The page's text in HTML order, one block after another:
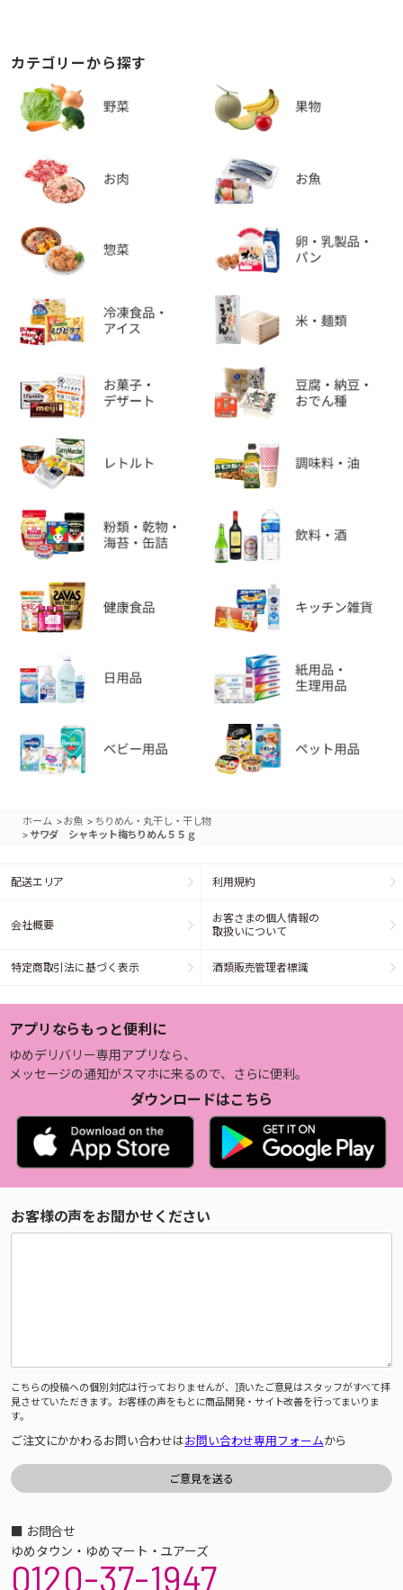
カテゴリーから探す
ホーム >お魚 > ちりめん・丸干し・干し物
> サワダ シャキット梅ちりめん５５ｇ
配送エリア 利用規約
会社概要
お客さまの個人情報の
取扱いについて
特定商取引法に基づく表示 酒類販売管理者標識
アプリならもっと便利に
ゆめデリバリー専用アプリなら、
メッセージの通知がスマホに来るので、さらに便利。
ダウンロードはこちら
お客様の声をお聞かせください
こちらの投稿への個別対応は行っておりませんが、頂いたご意見はスタッフがすべて拝
見させていただきます。お客様の声をもとに商品開発・サイト改善を行ってまいりま
す。
ご注文にかかわるお問い合わせはお問い合わせ専用フォームから
■ お問合せ
ゆめタウン・ゆめマート・ユアーズ
0120-37-1947